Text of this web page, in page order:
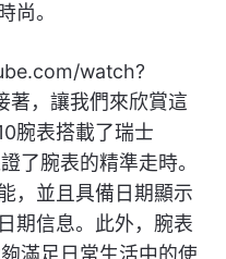
尚。
watch?
，讓我們來欣賞這
腕表搭載了瑞士
了腕表的精準走時。
，並且具備日期顯示
期信息。此外，腕表
滿足日常生活中的使